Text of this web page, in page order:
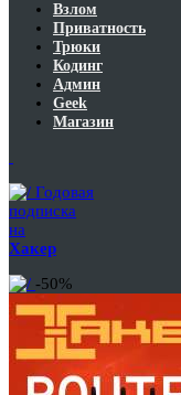
Взлом
Приватность
Трюки
Кодинг
Админ
Geek
Магазин
Годовая
подписка
на
Хакер
-50%